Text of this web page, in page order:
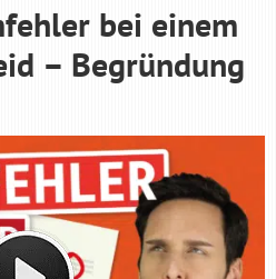
bei einem
– Begründung